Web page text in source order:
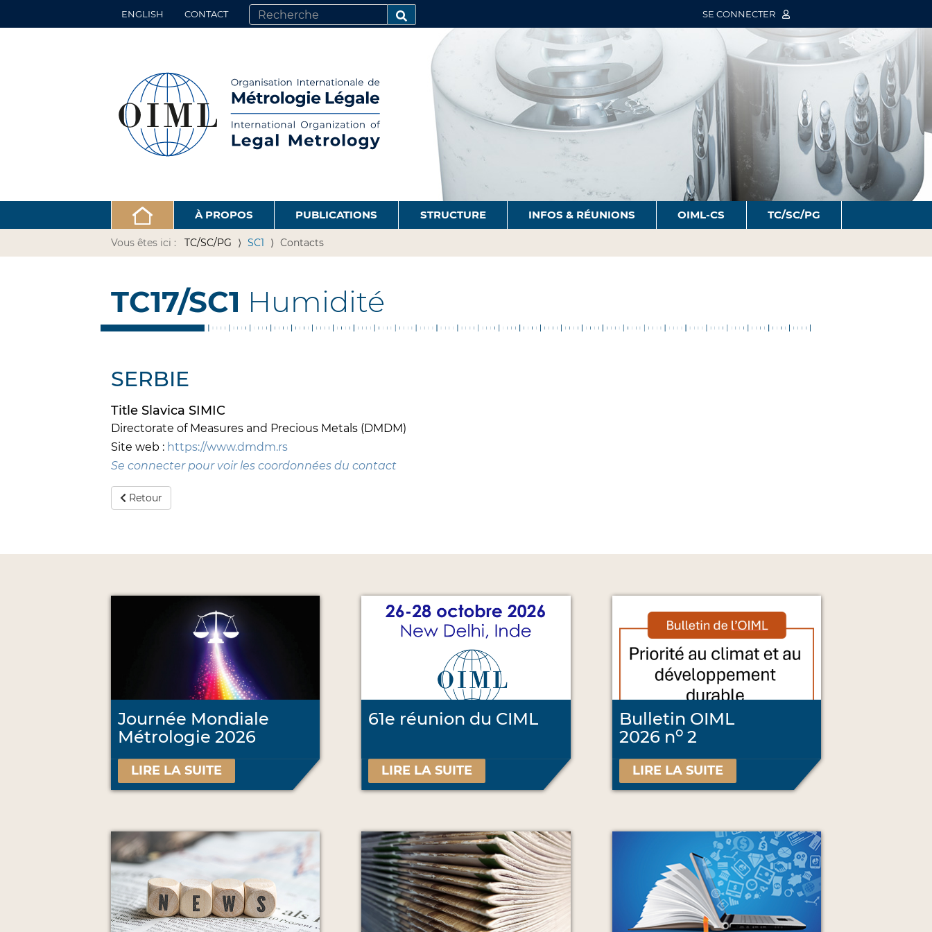
ENGLISH CONTACT
CHERCHER PAR
RECHERCHE AVANCÉE…
SE CONNECTER
À PROPOS PUBLICATIONS STRUCTURE INFOS & RÉUNIONS OIML-CS TC/SC/PG
Vous êtes ici : TC/SC/PG SC1 Contacts
TC17/SC1 Humidité
SERBIE
Title Slavica SIMIC
Directorate of Measures and Precious Metals (DMDM)
Site web : https://www.dmdm.rs
Se connecter pour voir les coordonnées du contact
Retour
Journée Mondiale
Métrologie 2026
LIRE LA SUITE
61e réunion du CIML
LIRE LA SUITE
Bulletin OIML
2026 no2
LIRE LA SUITE